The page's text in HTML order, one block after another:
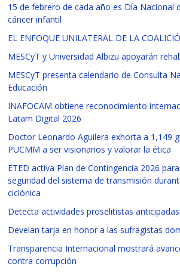
15 de febrero de cada año es Día Nacional
cáncer infantil
EL ENFOQUE UNILATERAL DE LA
MESCyT y Universidad Albizu apoyarán
MESCyT presenta calendario de Consulta
Educación
INAFOCAM obtiene reconocimiento
Latam Digital 2026
Doctor Leonardo Aguilera exhorta a 1,149
PUCMM a ser visionarios y valorar la ética
ETED activa Plan de Contingencia 2026
seguridad del sistema de transmisión
ciclónica
Detecta actividades proselitistas
Develan tarja en honor a las sufragistas
Transparencia Internacional mostrará
contra corrupción